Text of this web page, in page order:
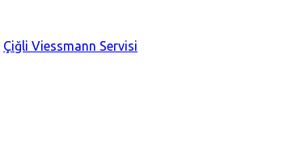
Çiğli Viessmann Servisi